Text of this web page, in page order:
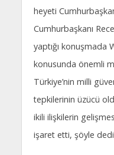
heyeti
Cumhurbaşkanı
yaptığı konuşmada
konusunda önemli
Türkiye’nin milli
tepkilerinin üzücü
ikili ilişkilerin
işaret etti, şöyle